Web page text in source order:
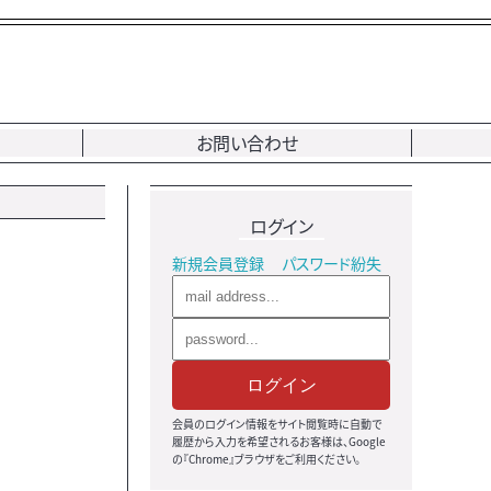
お問い合わせ
ログイン
新規会員登録 パスワード紛失
ログイン
会員のログイン情報をサイト閲覧時に自動で
履歴から入力を希望されるお客様は、Google
の『Chrome』ブラウザをご利用ください。